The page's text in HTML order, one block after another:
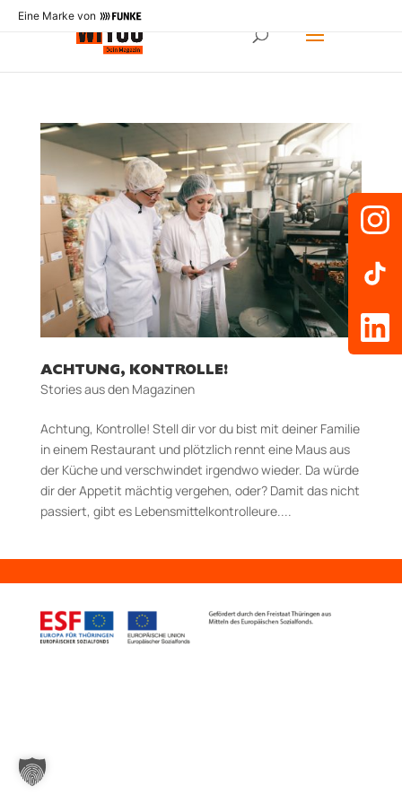
Eine Marke von
ACHTUNG, KONTROLLE!
Stories aus den Magazinen
Achtung, Kontrolle! Stell dir vor du bist mit deiner Familie
in einem Restaurant und plötzlich rennt eine Maus aus
der Küche und verschwindet irgendwo wieder. Da würde
dir der Appetit mächtig vergehen, oder? Damit das nicht
passiert, gibt es Lebens­mittelkontrolleure....